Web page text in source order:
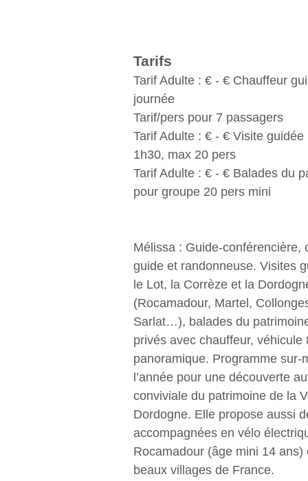
Tarifs
Tarif Adulte : € - € Chauffeur
journée
Tarif/pers pour 7 passagers
Tarif Adulte : € - € Visite guidée
1h30, max 20 pers
Tarif Adulte : € - € Balades du
pour groupe 20 pers mini
Mélissa : Guide-conférencière,
guide et randonneuse. Visites
le Lot, la Corrèze et la
(Rocamadour, Martel,
Sarlat…), balades du
privés avec chauffeur, véhicule
panoramique. Programme sur-
l’année pour une découverte
conviviale du patrimoine de la
Dordogne. Elle propose aussi
accompagnées en vélo
Rocamadour (âge mini 14 ans)
beaux villages de France.